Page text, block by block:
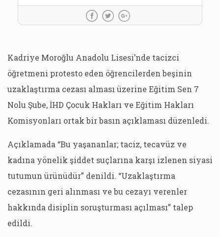
Kadriye Moroğlu Anadolu Lisesi’nde tacizci
öğretmeni protesto eden öğrencilerden beşinin
uzaklaştırma cezası alması üzerine Eğitim Sen 7
Nolu Şube, İHD Çocuk Hakları ve Eğitim Hakları
Komisyonları ortak bir basın açıklaması düzenledi.
Açıklamada “Bu yaşananlar; taciz, tecavüz ve
kadına yönelik şiddet suçlarına karşı izlenen siyasi
tutumun ürünüdür” denildi. “Uzaklaştırma
cezasının geri alınması ve bu cezayı verenler
hakkında disiplin soruşturması açılması” talep
edildi.